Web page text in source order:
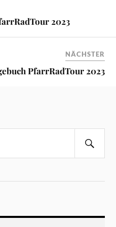
2023
NÄCHSTER
PfarrRadTour 2023